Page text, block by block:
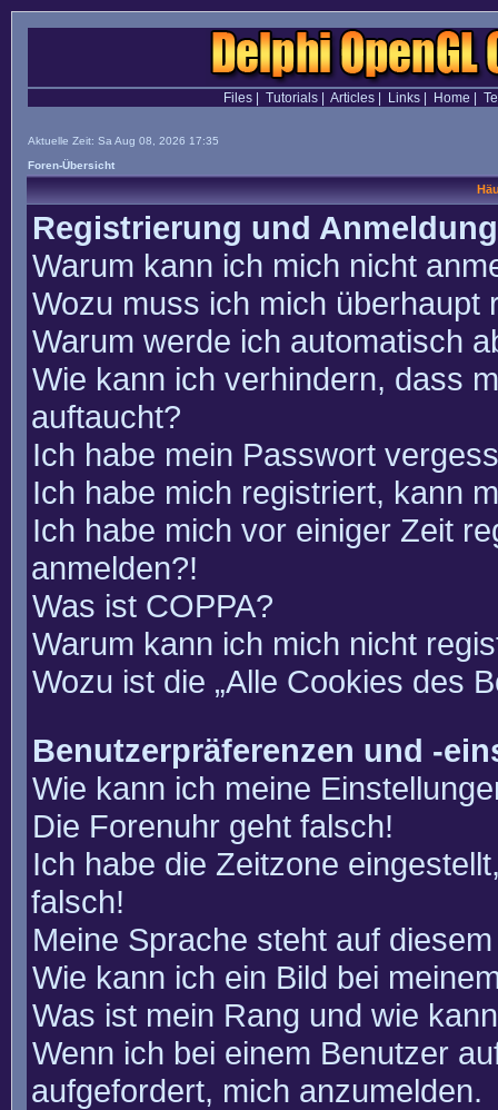
Files| Tutorials| Articles| Links| Home
Aktuelle Zeit: Sa Aug 08, 2026 17:35
Foren-Übersicht
Registrierung und Anmeldung
Warum kann ich mich nicht
Wozu muss ich mich überhaupt
Warum werde ich automatisch
Wie kann ich verhindern, dass
auftaucht?
Ich habe mein Passwort
Ich habe mich registriert, kann
Ich habe mich vor einiger Zeit
anmelden?!
Was ist COPPA?
Warum kann ich mich nicht
Wozu ist die „Alle Cookies des
Benutzerpräferenzen und -
Wie kann ich meine
Die Forenuhr geht falsch!
Ich habe die Zeitzone
falsch!
Meine Sprache steht auf
Wie kann ich ein Bild bei
Was ist mein Rang und wie
Wenn ich bei einem Benutzer
aufgefordert, mich anzumelden.